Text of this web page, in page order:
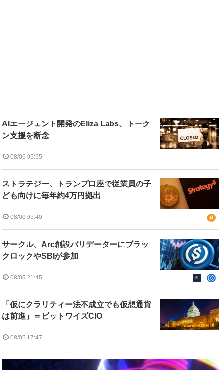
AIエージェント開発のEliza Labs、トーク
ン支援を断念
08/06 05:55
ストラテジー、トランプ口座で従業員の子
ども向けに毎年約4万円拠出
08/06 05:40
サークル、Arc創設バリデーターにブラッ
クロックやSBIが参加
08/05 21:45
「仮にクラリティー法不成立でも仮想通貨
は前進」＝ビットワイズCIO
08/05 17:47